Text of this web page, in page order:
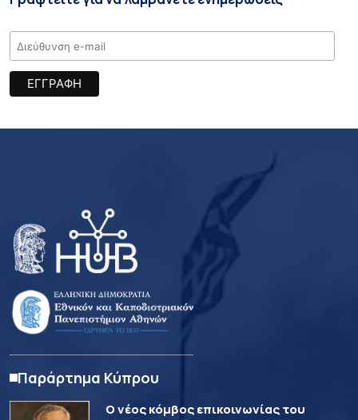
Παράρτημα Κύπρου
Ο νέος κόμβος επικοινωνίας του